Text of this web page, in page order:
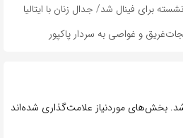
برای فینال شد/ جدال زنان با ایتالیا
و غواصی به سردار پاکپور
بخش‌های موردنیاز علامت‌گذاری شده‌اند